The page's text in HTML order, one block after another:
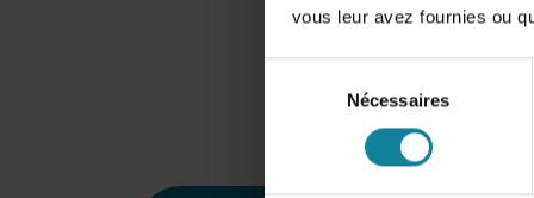
vous leur avez fournies ou
consentement
Nécessaires